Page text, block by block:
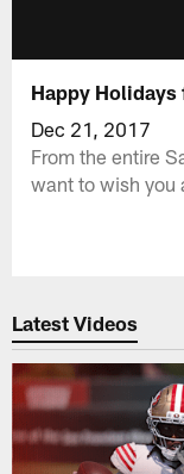
Happy Holidays
Dec 21, 2017
From the entire
want to wish you
Latest Videos